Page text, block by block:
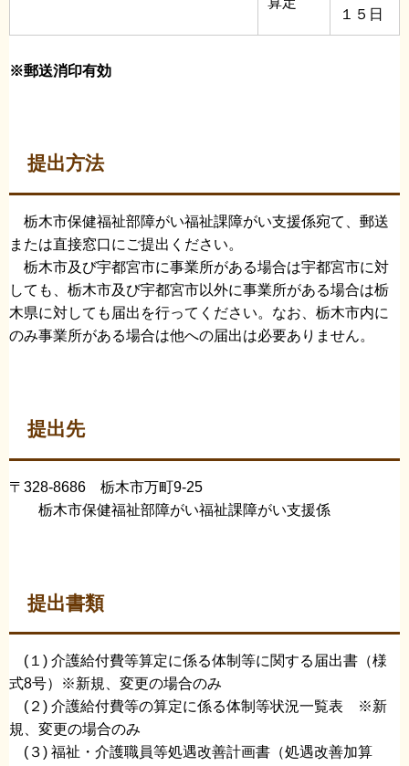
１５日
※郵送消印有効
提出方法
栃木市保健福祉部障がい福祉課障がい支援係宛て、郵送
または直接窓口にご提出ください。
栃木市及び宇都宮市に事業所がある場合は宇都宮市に対
しても、栃木市及び宇都宮市以外に事業所がある場合は栃
木県に対しても届出を行ってください。なお、栃木市内に
のみ事業所がある場合は他への届出は必要ありません。
提出先
〒328-8686 栃木市万町9-25
栃木市保健福祉部障がい福祉課障がい支援係
提出書類
(１) 介護給付費等算定に係る体制等に関する届出書（様
式8号）※新規、変更の場合のみ
(２) 介護給付費等の算定に係る体制等状況一覧表 ※新
規、変更の場合のみ
(３) 福祉・介護職員等処遇改善計画書（処遇改善加算